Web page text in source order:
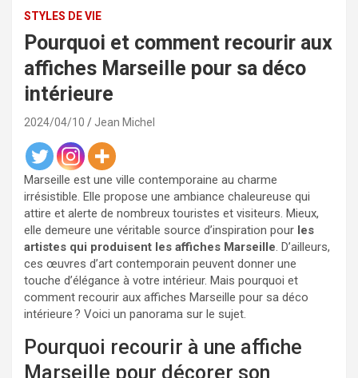
STYLES DE VIE
Pourquoi et comment recourir aux
affiches Marseille pour sa déco
intérieure
2024/04/10 Jean Michel
Marseille est une ville contemporaine au charme
irrésistible. Elle propose une ambiance chaleureuse qui
attire et alerte de nombreux touristes et visiteurs. Mieux,
elle demeure une véritable source d’inspiration pour les
artistes qui produisent les affiches Marseille. D’ailleurs,
ces œuvres d’art contemporain peuvent donner une
touche d’élégance à votre intérieur. Mais pourquoi et
comment recourir aux affiches Marseille pour sa déco
intérieure ? Voici un panorama sur le sujet.
Pourquoi recourir à une affiche
Marseille pour décorer son